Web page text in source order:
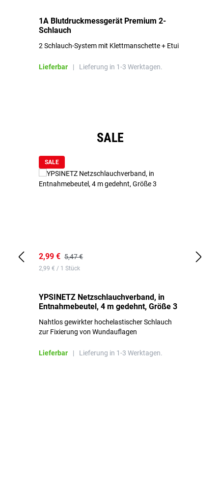
1A Blutdruckmessgerät Premium 2-
Schlauch
2 Schlauch-System mit Klettmanschette + Etui
Lieferbar | Lieferung in 1-3 Werktagen.
SALE
SALE
2,99 € 5,47 €
2,99 € / 1 Stück
YPSINETZ Netzschlauchverband, in
Entnahmebeutel, 4 m gedehnt, Größe 3
Nahtlos gewirkter hochelastischer Schlauch
zur Fixierung von Wundauflagen
Lieferbar | Lieferung in 1-3 Werktagen.